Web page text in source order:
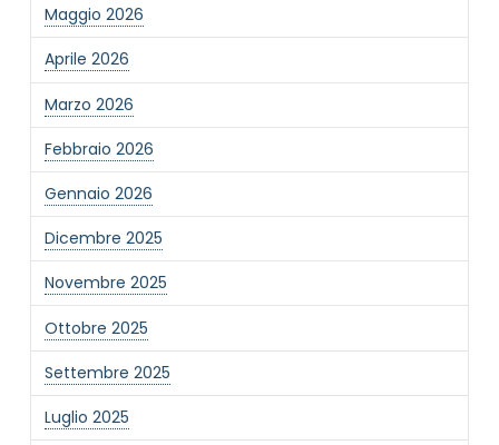
Maggio 2026
Aprile 2026
Marzo 2026
Febbraio 2026
Gennaio 2026
Dicembre 2025
Novembre 2025
Ottobre 2025
Settembre 2025
Luglio 2025